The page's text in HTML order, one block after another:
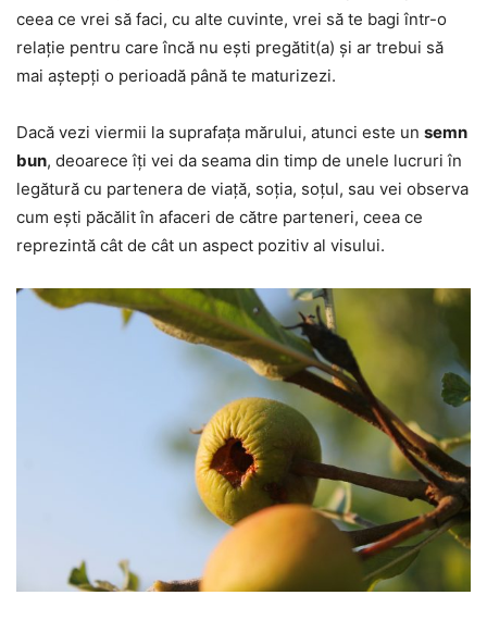
ceea ce vrei să faci, cu alte cuvinte, vrei să te bagi într-o
relație pentru care încă nu ești pregătit(a) și ar trebui să
mai aștepți o perioadă până te maturizezi.
Dacă vezi viermii la suprafața mărului, atunci este un semn
bun, deoarece îți vei da seama din timp de unele lucruri în
legătură cu partenera de viață, soția, soțul, sau vei observa
cum ești păcălit în afaceri de către parteneri, ceea ce
reprezintă cât de cât un aspect pozitiv al visului.